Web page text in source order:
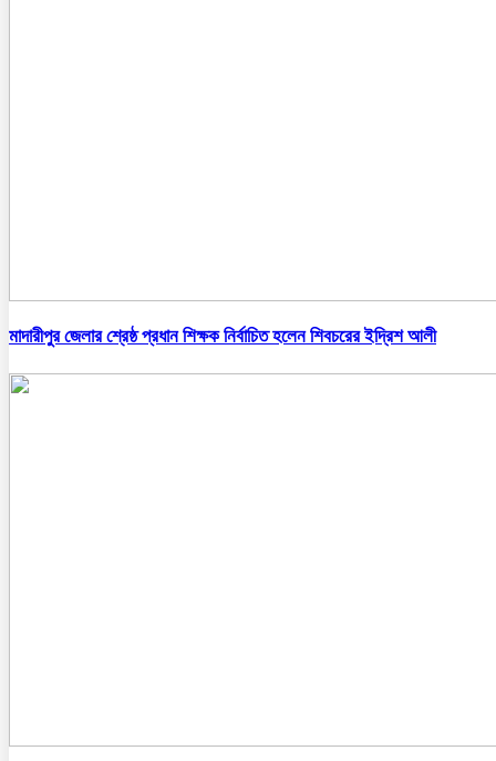
মাদারীপুর জেলার শ্রেষ্ঠ প্রধান শিক্ষক নির্বাচিত হলেন শিবচরের ইদ্রিশ আলী